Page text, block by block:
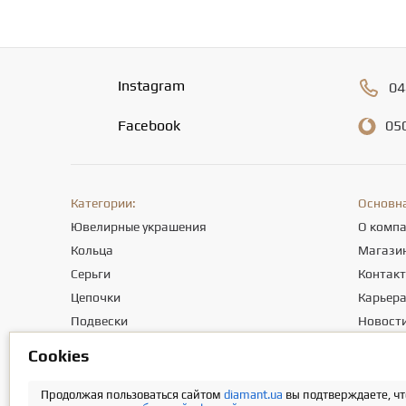
Instagram
Facebook
Категории:
Ювелирные украшения
Кольца
Серьги
Цепочки
Подвески
О
Карьера
Сookies
Продолжая пользоваться сайтом diamant.ua вы подтверждаете,